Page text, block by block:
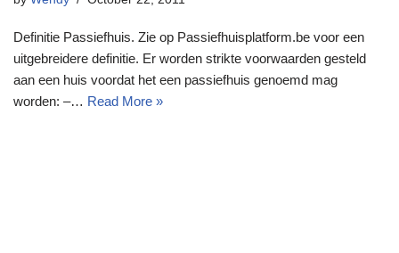
Definitie Passiefhuis. Zie op Passiefhuisplatform.be voor een
uitgebreidere definitie. Er worden strikte voorwaarden gesteld
aan een huis voordat het een passiefhuis genoemd mag
worden: –… Read More »